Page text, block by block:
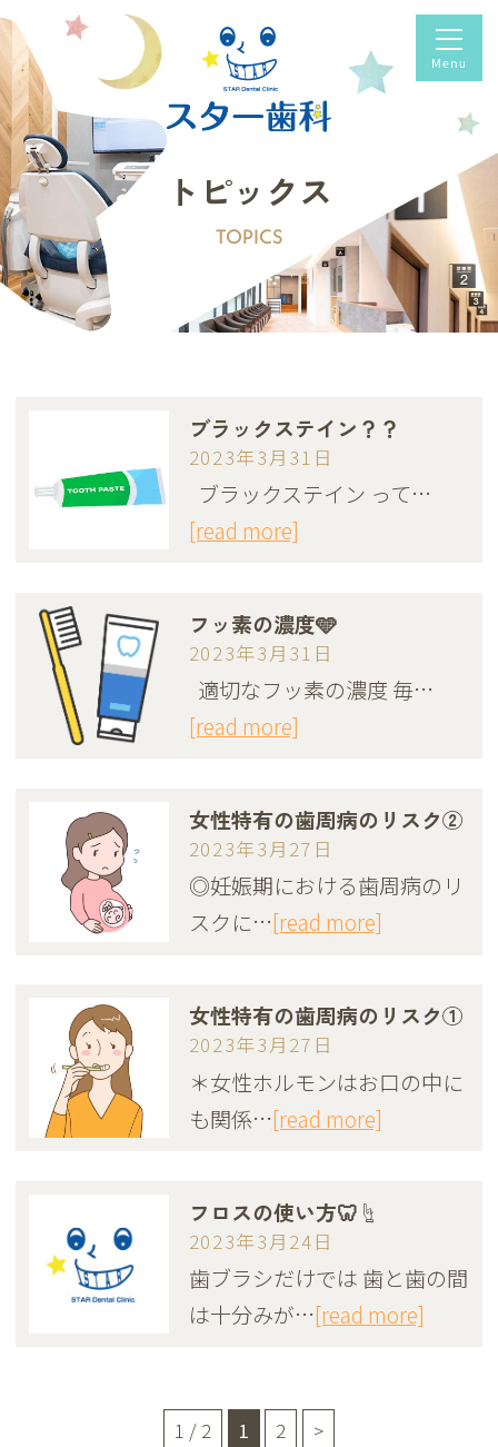
トピックス
TOPICS
ブラックステイン？？
2023年3月31日
ブラックステイン って…
[read more]
フッ素の濃度🩵
2023年3月31日
適切なフッ素の濃度 毎…
[read more]
女性特有の歯周病のリスク②
2023年3月27日
◎妊娠期における歯周病のリ
スクに…[read more]
女性特有の歯周病のリスク①
2023年3月27日
＊女性ホルモンはお口の中に
も関係…[read more]
フロスの使い方🦷☝️
2023年3月24日
歯ブラシだけでは 歯と歯の間
は十分みが…[read more]
1 / 2 1 2 >